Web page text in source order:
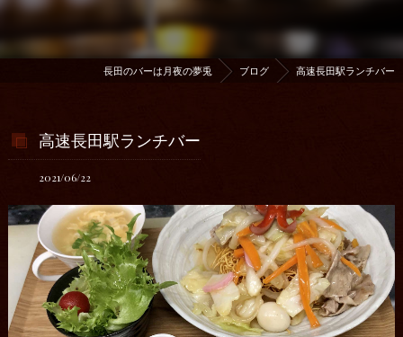
長田のバーは月夜の夢兎 ブログ 高速長田駅ランチバー
高速長田駅ランチバー
2021/06/22